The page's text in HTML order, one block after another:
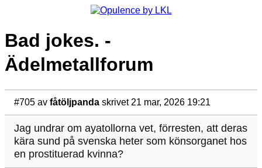
Bad jokes. -
Ädelmetallforum
#705 av fåtöljpanda skrivet 21 mar, 2026 19:21
Jag undrar om ayatollorna vet, förresten, att deras
kära sund på svenska heter som könsorganet hos
en prostituerad kvinna?